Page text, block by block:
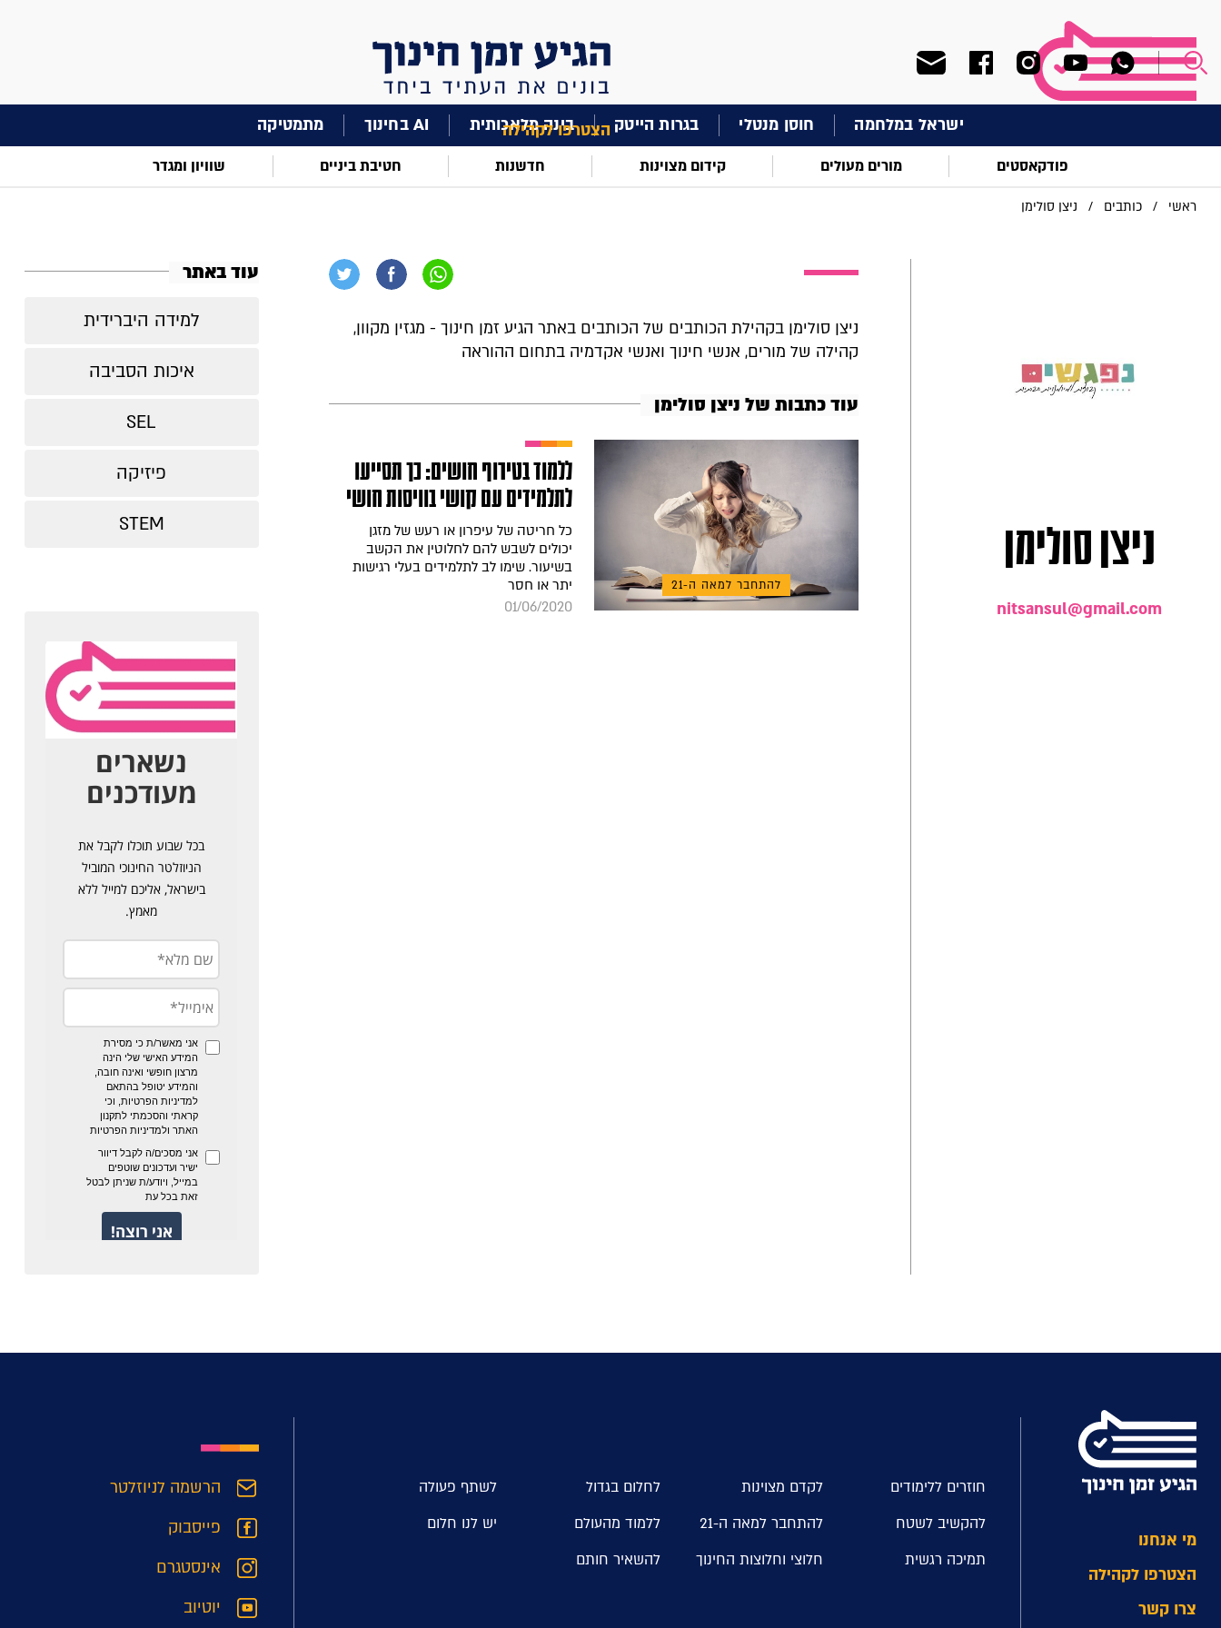
הצטרפו לקהילה ישראל במלחמה חוסן מנטלי בגרות הייטק בינה מלאכותית AI בחינוך מתמטיקה
פודקאסטים מורים מעולים קידום מצוינות חדשנות חטיבת ביניים שוויון ומגדר
ראשי / כותבים / ניצן סולימן
ניצן סולימן בקהילת הכותבים של הכותבים באתר הגיע זמן חינוך - מגזין מקוון,
קהילה של מורים, אנשי חינוך ואנשי אקדמיה בתחום ההוראה
עוד כתבות של ניצן סולימן
להתחבר למאה ה-21
ללמוד בטירוף חושים: כך תסייעו
לתלמידים עם קושי בוויסות חושי
כל חריטה של עיפרון או רעש של מזגן
יכולים לשבש להם לחלוטין את הקשב
בשיעור. שימו לב לתלמידים בעלי רגישות
יתר או חסר
01/06/2020
ניצן סולימן
nitsansul@gmail.com
עוד באתר
למידה היברידית
איכות הסביבה
SEL
פיזיקה
STEM
מי אנחנו
הצטרפו לקהילה
צרו קשר
חוזרים ללימודים לקדם מצוינות לחלום בגדול
לשתף פעולה
להקשיב לשטח
להתחבר למאה ה-21 ללמוד מהעולם
יש לנו חלום
תמיכה רגשית
חלוצי וחלוצות החינוך להשאיר חותם
הרשמה לניוזלטר
פייסבוק
אינסטגרם
יוטיוב